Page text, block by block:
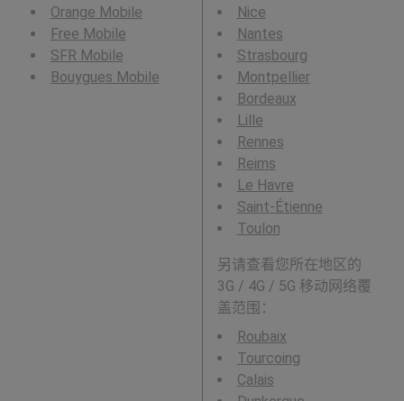
Orange Mobile
Free Mobile
SFR Mobile
Bouygues Mobile
Nice
Nantes
Strasbourg
Montpellier
Bordeaux
Lille
Rennes
Reims
Le Havre
Saint-Étienne
Toulon
另请查看您所在地区的
3G / 4G / 5G 移动网络覆
盖范围：
Roubaix
Tourcoing
Calais